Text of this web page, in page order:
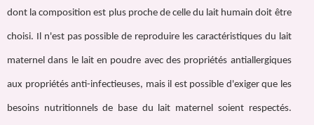
dont la composition est plus proche de celle du lait humain doit être
choisi. Il n'est pas possible de reproduire les caractéristiques du lait
maternel dans le lait en poudre avec des propriétés antiallergiques
aux propriétés anti-infectieuses, mais il est possible d'exiger que les
besoins nutritionnels de base du lait maternel soient respectés.